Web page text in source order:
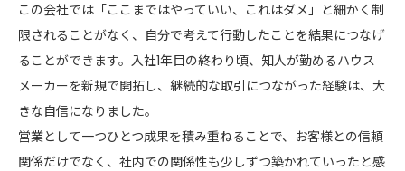
この会社では「ここまではやっていい、これはダメ」と細かく制
限されることがなく、自分で考えて行動したことを結果につなげ
ることができます。入社1年目の終わり頃、知人が勤めるハウス
メーカーを新規で開拓し、継続的な取引につながった経験は、大
きな自信になりました。
営業として一つひとつ成果を積み重ねることで、お客様との信頼
関係だけでなく、社内での関係性も少しずつ築かれていったと感